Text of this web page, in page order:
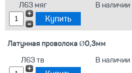
Л63 мяг
В наличии
Латунная проволока Ø0,3мм
Л63 тв
В наличии